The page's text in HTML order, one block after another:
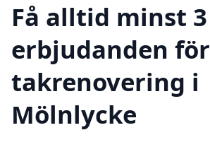
Få alltid minst 3
erbjudanden för
takrenovering i
Mölnlycke